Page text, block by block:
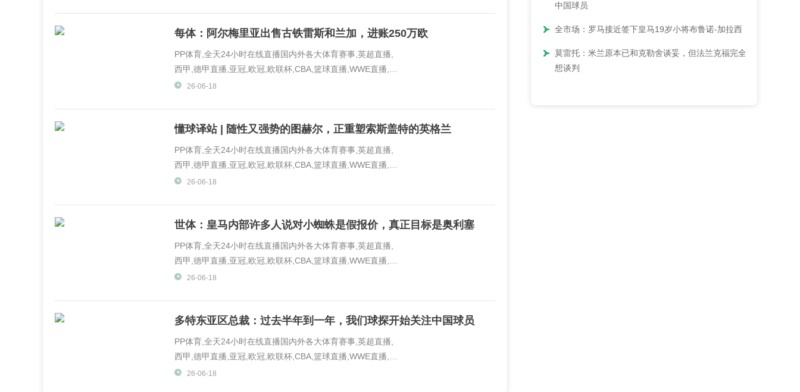
每体：阿尔梅里亚出售古铁雷斯和兰加，进账250万欧
PP体育,全天24小时在线直播国内外各大体育赛事,英超直播,
西甲,德甲直播,亚冠,欧冠,欧联杯,CBA,篮球直播,WWE直播,PP
体育,PP视频一起玩出精彩...
26-06-18
懂球译站 | 随性又强势的图赫尔，正重塑索斯盖特的英格兰
PP体育,全天24小时在线直播国内外各大体育赛事,英超直播,
西甲,德甲直播,亚冠,欧冠,欧联杯,CBA,篮球直播,WWE直播,PP
体育,PP视频一起玩出精彩...
26-06-18
世体：皇马内部许多人说对小蜘蛛是假报价，真正目标是奥利塞
PP体育,全天24小时在线直播国内外各大体育赛事,英超直播,
西甲,德甲直播,亚冠,欧冠,欧联杯,CBA,篮球直播,WWE直播,PP
体育,PP视频一起玩出精彩...
26-06-18
多特东亚区总裁：过去半年到一年，我们球探开始关注中国球员
PP体育,全天24小时在线直播国内外各大体育赛事,英超直播,
西甲,德甲直播,亚冠,欧冠,欧联杯,CBA,篮球直播,WWE直播,PP
体育,PP视频一起玩出精彩...
26-06-18
中国球员
全市场：罗马接近签下皇马19岁小将布鲁诺-加拉西
莫雷托：米兰原本已和克勒舍谈妥，但法兰克福完全不
想谈判